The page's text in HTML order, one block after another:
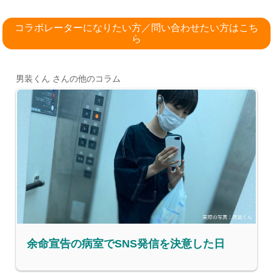
コラボレーターになりたい方／問い合わせたい方はこち
ら
男装くん さんの他のコラム
余命宣告の病室でSNS発信を決意した日